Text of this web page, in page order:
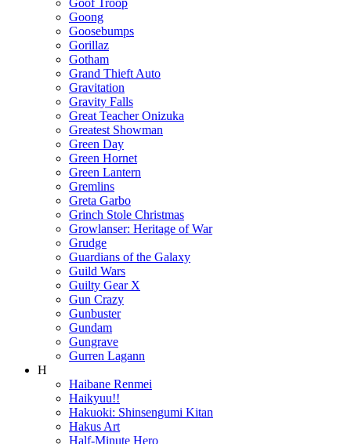
Goong
Goosebumps
Gorillaz
Gotham
Grand Thieft Auto
Gravitation
Gravity Falls
Great Teacher Onizuka
Greatest Showman
Green Day
Green Hornet
Green Lantern
Gremlins
Greta Garbo
Grinch Stole Christmas
Growlanser: Heritage of War
Grudge
Guardians of the Galaxy
Guild Wars
Guilty Gear X
Gun Crazy
Gunbuster
Gundam
Gungrave
Gurren Lagann
H
Haibane Renmei
Haikyuu!!
Hakuoki: Shinsengumi Kitan
Hakus Art
Half-Minute Hero